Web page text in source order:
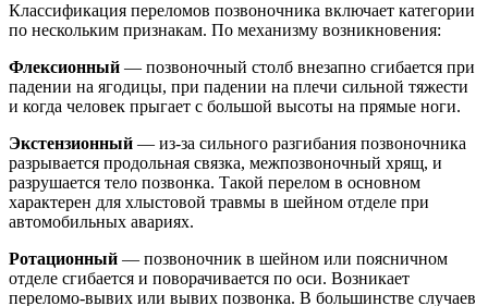
Классификация переломов позвоночника включает категории
по нескольким признакам. По механизму возникновения:
Флексионный — позвоночный столб внезапно сгибается при
падении на ягодицы, при падении на плечи сильной тяжести
и когда человек прыгает с большой высоты на прямые ноги.
Экстензионный — из-за сильного разгибания позвоночника
разрывается продольная связка, межпозвоночный хрящ, и
разрушается тело позвонка. Такой перелом в основном
характерен для хлыстовой травмы в шейном отделе при
автомобильных авариях.
Ротационный — позвоночник в шейном или поясничном
отделе сгибается и поворачивается по оси. Возникает
переломо-вывих или вывих позвонка. В большинстве случаев